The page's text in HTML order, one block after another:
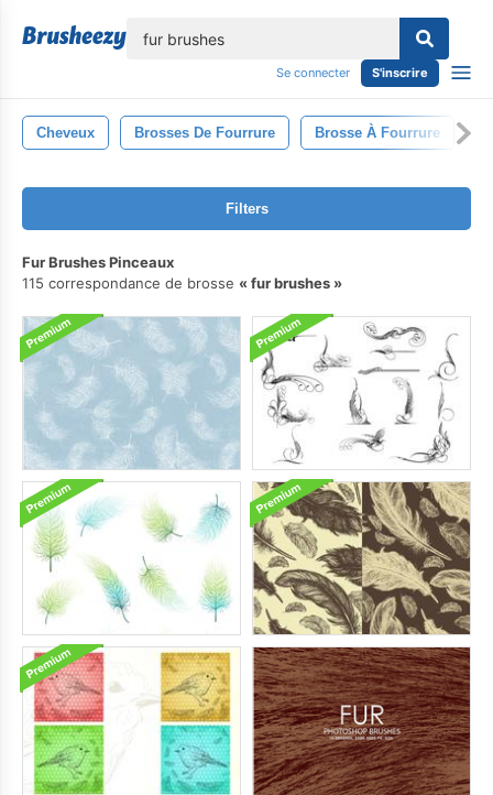
Se connecter S'inscrire
Cheveux Brosses De Fourrure Brosse À Fourrure
Filters
Fur Brushes Pinceaux
115 correspondance de brosse
fur brushes